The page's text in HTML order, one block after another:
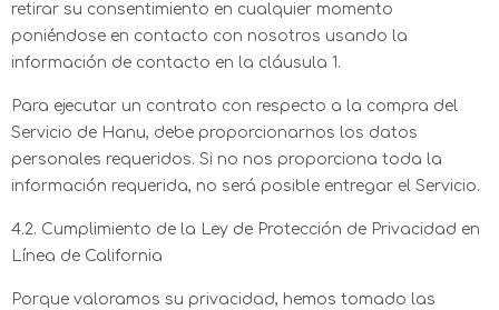
retirar su consentimiento en cualquier momento
poniéndose en contacto con nosotros usando la
información de contacto en la cláusula 1.
Para ejecutar un contrato con respecto a la compra del
Servicio de Hanu, debe proporcionarnos los datos
personales requeridos. Si no nos proporciona toda la
información requerida, no será posible entregar el Servicio.
4.2. Cumplimiento de la Ley de Protección de Privacidad en
Línea de California
Porque valoramos su privacidad, hemos tomado las